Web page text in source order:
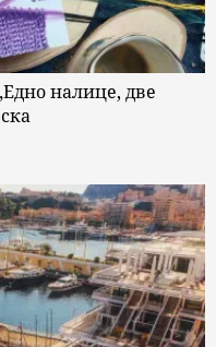
налице, две